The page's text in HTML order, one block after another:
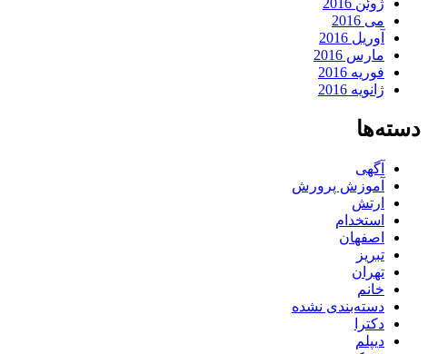
ژوئن 2016
می 2016
آوریل 2016
مارس 2016
فوریه 2016
ژانویه 2016
دسته‌ها
آگهی
آموزش پرورش
ارتش
استخدام
اصفهان
تبریز
تهران
خانم
دسته‌بندی نشده
دکترا
دیپلم